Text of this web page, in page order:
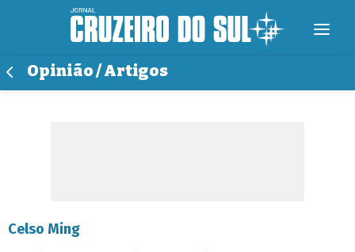
Opinião / Artigos
Celso Ming